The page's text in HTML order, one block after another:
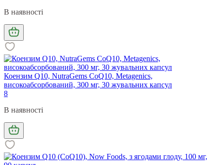
В наявності
Коензим Q10, NutraGems CoQ10, Metagenics,
високоабсорбований, 300 мг, 30 жувальних капсул
8
В наявності